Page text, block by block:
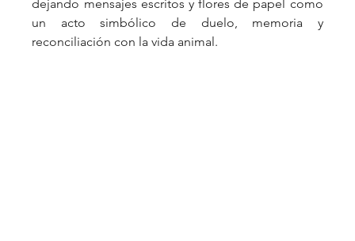
dejando mensajes escritos y flores de papel como
un acto simbólico de duelo, memoria y
reconciliación con la vida animal.